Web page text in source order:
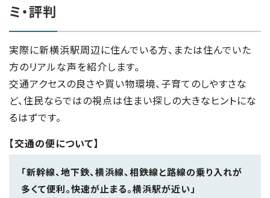
ミ・評判
実際に新横浜駅周辺に住んでいる方、または住んでいた
方のリアルな声を紹介します。
交通アクセスの良さや買い物環境、子育てのしやすさな
ど、住民ならではの視点は住まい探しの大きなヒントにな
るはずです。
【交通の便について】
「新幹線、地下鉄、横浜線、相鉄線と路線の乗り入れが
多くて便利。快速が止まる。横浜駅が近い」